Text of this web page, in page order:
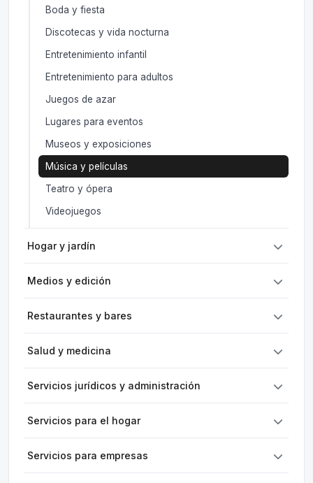
Boda y fiesta
Discotecas y vida nocturna
Entretenimiento infantil
Entretenimiento para adultos
Juegos de azar
Lugares para eventos
Museos y exposiciones
Música y películas
Teatro y ópera
Videojuegos
Hogar y jardín
Medios y edición
Restaurantes y bares
Salud y medicina
Servicios jurídicos y administración
Servicios para el hogar
Servicios para empresas